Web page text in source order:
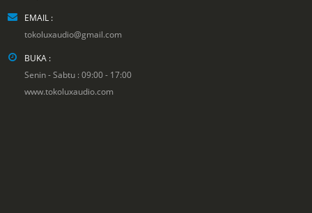
EMAIL :
tokoluxaudio@gmail.com
BUKA :
Senin - Sabtu : 09:00 - 17:00
www.tokoluxaudio.com